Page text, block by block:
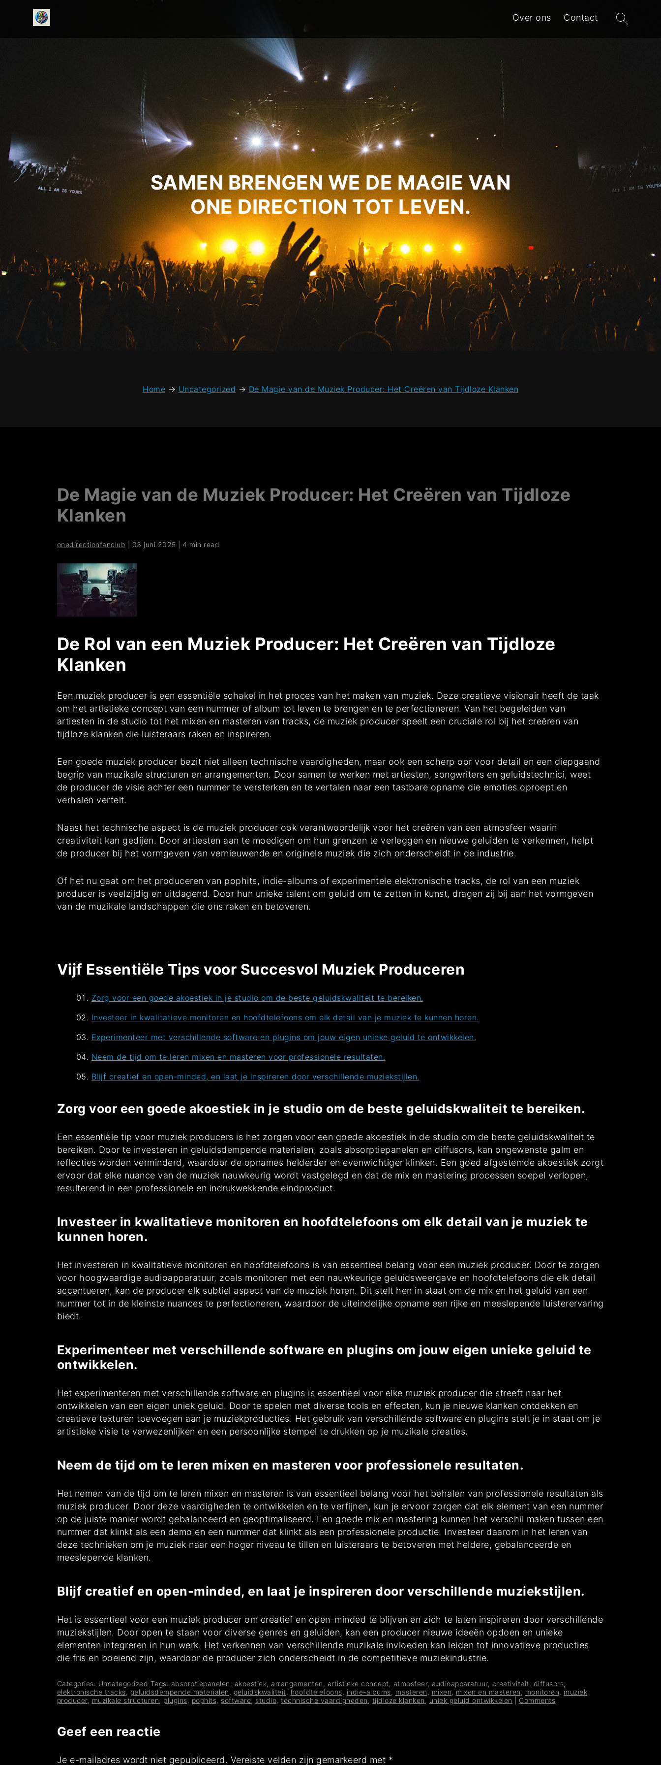
onedirectionfanclub.nl Over ons Contact
Zoeken
naar:
SAMEN BRENGEN WE DE MAGIE VAN
ONE DIRECTION TOT LEVEN.
Home → Uncategorized → De Magie van de Muziek Producer: Het Creëren van Tijdloze Klanken
De Magie van de Muziek Producer: Het Creëren van Tijdloze
Klanken
onedirectionfanclub 03 juni 2025 4 min read
De Rol van een Muziek Producer: Het Creëren van Tijdloze
Klanken
Een muziek producer is een essentiële schakel in het proces van het maken van muziek. Deze creatieve visionair heeft de taak
om het artistieke concept van een nummer of album tot leven te brengen en te perfectioneren. Van het begeleiden van
artiesten in de studio tot het mixen en masteren van tracks, de muziek producer speelt een cruciale rol bij het creëren van
tijdloze klanken die luisteraars raken en inspireren.
Een goede muziek producer bezit niet alleen technische vaardigheden, maar ook een scherp oor voor detail en een diepgaand
begrip van muzikale structuren en arrangementen. Door samen te werken met artiesten, songwriters en geluidstechnici, weet
de producer de visie achter een nummer te versterken en te vertalen naar een tastbare opname die emoties oproept en
verhalen vertelt.
Naast het technische aspect is de muziek producer ook verantwoordelijk voor het creëren van een atmosfeer waarin
creativiteit kan gedijen. Door artiesten aan te moedigen om hun grenzen te verleggen en nieuwe geluiden te verkennen, helpt
de producer bij het vormgeven van vernieuwende en originele muziek die zich onderscheidt in de industrie.
Of het nu gaat om het produceren van pophits, indie-albums of experimentele elektronische tracks, de rol van een muziek
producer is veelzijdig en uitdagend. Door hun unieke talent om geluid om te zetten in kunst, dragen zij bij aan het vormgeven
van de muzikale landschappen die ons raken en betoveren.
Vijf Essentiële Tips voor Succesvol Muziek Produceren
Zorg voor een goede akoestiek in je studio om de beste geluidskwaliteit te bereiken.
Investeer in kwalitatieve monitoren en hoofdtelefoons om elk detail van je muziek te kunnen horen.
Experimenteer met verschillende software en plugins om jouw eigen unieke geluid te ontwikkelen.
Neem de tijd om te leren mixen en masteren voor professionele resultaten.
Blijf creatief en open-minded, en laat je inspireren door verschillende muziekstijlen.
Zorg voor een goede akoestiek in je studio om de beste geluidskwaliteit te bereiken.
Een essentiële tip voor muziek producers is het zorgen voor een goede akoestiek in de studio om de beste geluidskwaliteit te
bereiken. Door te investeren in geluidsdempende materialen, zoals absorptiepanelen en diffusors, kan ongewenste galm en
reflecties worden verminderd, waardoor de opnames helderder en evenwichtiger klinken. Een goed afgestemde akoestiek zorgt
ervoor dat elke nuance van de muziek nauwkeurig wordt vastgelegd en dat de mix en mastering processen soepel verlopen,
resulterend in een professionele en indrukwekkende eindproduct.
Investeer in kwalitatieve monitoren en hoofdtelefoons om elk detail van je muziek te
kunnen horen.
Het investeren in kwalitatieve monitoren en hoofdtelefoons is van essentieel belang voor een muziek producer. Door te zorgen
voor hoogwaardige audioapparatuur, zoals monitoren met een nauwkeurige geluidsweergave en hoofdtelefoons die elk detail
accentueren, kan de producer elk subtiel aspect van de muziek horen. Dit stelt hen in staat om de mix en het geluid van een
nummer tot in de kleinste nuances te perfectioneren, waardoor de uiteindelijke opname een rijke en meeslepende luisterervaring
biedt.
Experimenteer met verschillende software en plugins om jouw eigen unieke geluid te
ontwikkelen.
Het experimenteren met verschillende software en plugins is essentieel voor elke muziek producer die streeft naar het
ontwikkelen van een eigen uniek geluid. Door te spelen met diverse tools en effecten, kun je nieuwe klanken ontdekken en
creatieve texturen toevoegen aan je muziekproducties. Het gebruik van verschillende software en plugins stelt je in staat om je
artistieke visie te verwezenlijken en een persoonlijke stempel te drukken op je muzikale creaties.
Neem de tijd om te leren mixen en masteren voor professionele resultaten.
Het nemen van de tijd om te leren mixen en masteren is van essentieel belang voor het behalen van professionele resultaten als
muziek producer. Door deze vaardigheden te ontwikkelen en te verfijnen, kun je ervoor zorgen dat elk element van een nummer
op de juiste manier wordt gebalanceerd en geoptimaliseerd. Een goede mix en mastering kunnen het verschil maken tussen een
nummer dat klinkt als een demo en een nummer dat klinkt als een professionele productie. Investeer daarom in het leren van
deze technieken om je muziek naar een hoger niveau te tillen en luisteraars te betoveren met heldere, gebalanceerde en
meeslepende klanken.
Blijf creatief en open-minded, en laat je inspireren door verschillende muziekstijlen.
Het is essentieel voor een muziek producer om creatief en open-minded te blijven en zich te laten inspireren door verschillende
muziekstijlen. Door open te staan voor diverse genres en geluiden, kan een producer nieuwe ideeën opdoen en unieke
elementen integreren in hun werk. Het verkennen van verschillende muzikale invloeden kan leiden tot innovatieve producties
die fris en boeiend zijn, waardoor de producer zich onderscheidt in de competitieve muziekindustrie.
Categories: Uncategorized Tags: absorptiepanelen , akoestiek, arrangementen , artistieke concept , atmosfeer, audioapparatuur, creativiteit , diffusors,
elektronische tracks, geluidsdempende materialen , geluidskwaliteit , hoofdtelefoons, indie-albums, masteren , mixen, mixen en masteren , monitoren, muziek
producer, muzikale structuren, plugins, pophits, software, studio,technische vaardigheden , tijdloze klanken , uniek geluid ontwikkelen Comments
Geef een reactie
Je e-mailadres wordt niet gepubliceerd. Vereiste velden zijn gemarkeerd met *